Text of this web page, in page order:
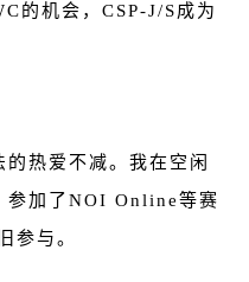
的机会，CSP-J/S成为
热爱不减。我在空闲
参加了NOI Online等赛
参与。